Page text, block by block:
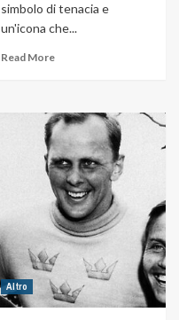
simbolo di tenacia e
un'icona che...
Read More
Altro